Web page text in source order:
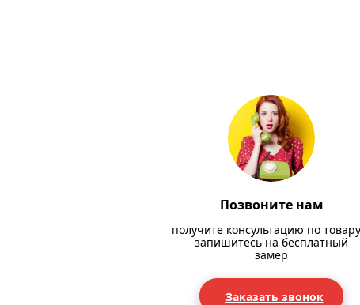
Позвоните нам
получите консультацию по
запишитесь на бесплатный
замер
Заказать звонок